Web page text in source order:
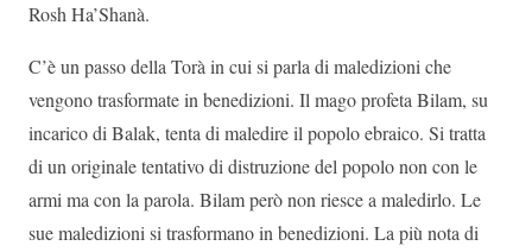
Rosh Ha’Shanà.
C’è un passo della Torà in cui si parla di maledizioni che
vengono trasformate in benedizioni. Il mago profeta Bilam, su
incarico di Balak, tenta di maledire il popolo ebraico. Si tratta
di un originale tentativo di distruzione del popolo non con le
armi ma con la parola. Bilam però non riesce a maledirlo. Le
sue maledizioni si trasformano in benedizioni. La più nota di